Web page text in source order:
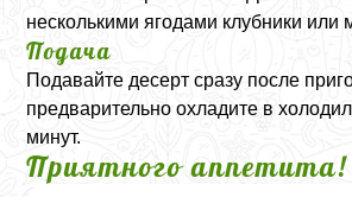
несколькими ягодами клубники или
Подача
Подавайте десерт сразу после
предварительно охладите в
минут.
Приятного аппетита!